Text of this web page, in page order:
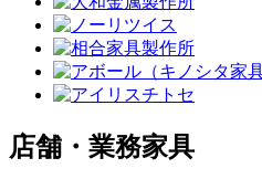
店舗・業務家具